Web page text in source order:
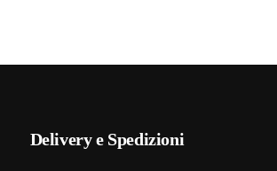
Delivery e Spedizioni